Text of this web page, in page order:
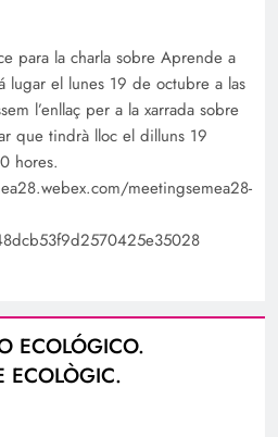
para la charla sobre Aprende a
lugar el lunes 19 de octubre a las
l’enllaç per a la xarrada sobre
que tindrà lloc el dilluns 19
hores.
meetingsemea28-
ECOLÓGICO.
ECOLÒGIC.